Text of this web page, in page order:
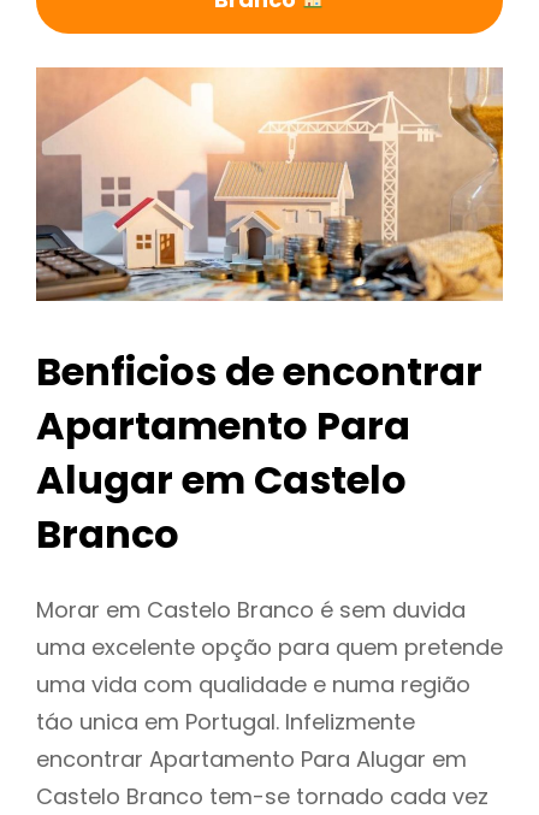
Benficios de encontrar
Apartamento Para
Alugar em Castelo
Branco
Morar em Castelo Branco é sem duvida
uma excelente opção para quem pretende
uma vida com qualidade e numa região
táo unica em Portugal. Infelizmente
encontrar Apartamento Para Alugar em
Castelo Branco tem-se tornado cada vez